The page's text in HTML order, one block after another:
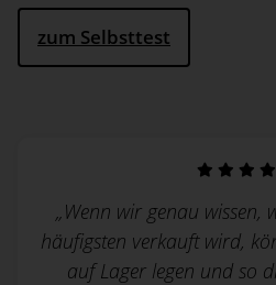
zum Selbsttest
„Wenn wir genau wissen,
häufigsten verkauft wird,
auf Lager legen und so